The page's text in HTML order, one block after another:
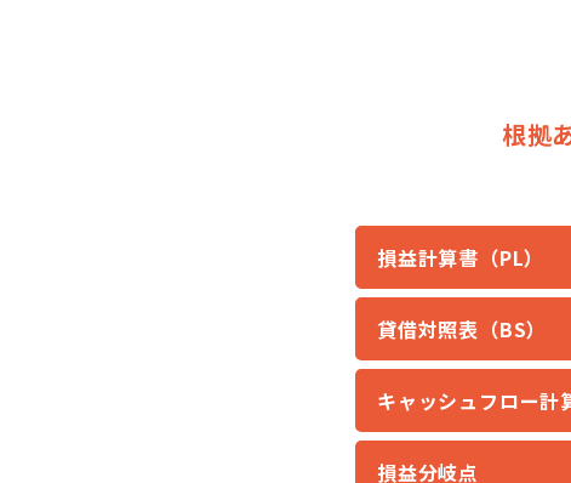
根拠
損益計算書（PL）
貸借対照表（BS）
キャッシュフロー計
損益分岐点